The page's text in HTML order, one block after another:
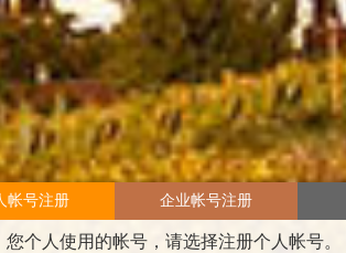
帐号注册 企业帐号注册
您个人使用的帐号，请选择注册个人帐号。